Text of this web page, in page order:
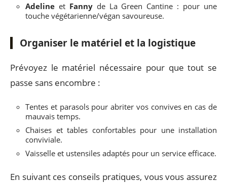
Adeline et Fannyde La Green Cantine : pour une
touche végétarienne/végan savoureuse.
Organiser le matériel et la logistique
Prévoyez le matériel nécessaire pour que tout se
passe sans encombre :
Tentes et parasols pour abriter vos convives en cas de
mauvais temps.
Chaises et tables confortables pour une installation
conviviale.
Vaisselle et ustensiles adaptés pour un service efficace.
En suivant ces conseils pratiques, vous vous assurez